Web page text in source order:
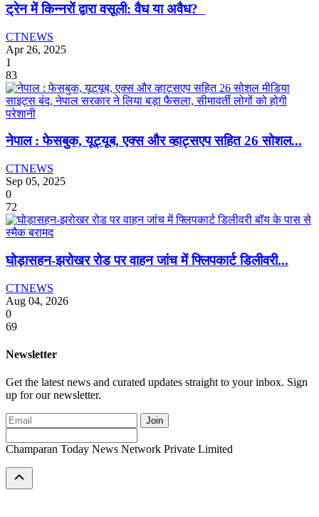
ट्रेन में किन्नरों द्वारा वसूली: वैध या अवैध?
CTNEWS
Apr 26, 2025
1
83
नेपाल : फेसबुक, यूट्यूब, एक्स और व्हाट्सएप सहित 26 सोशल...
CTNEWS
Sep 05, 2025
0
72
घोड़ासहन-झरोखर रोड पर वाहन जांच में फ्लिपकार्ट डिलीवरी...
CTNEWS
Aug 04, 2026
0
69
Newsletter
Get the latest news and curated updates straight to your inbox. Sign
up for our newsletter.
Join
Champaran Today News Network Private Limited